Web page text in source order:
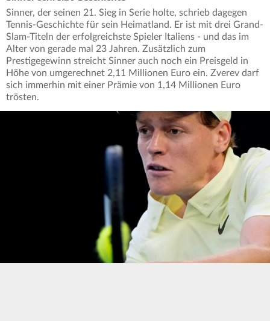
Sinner, der seinen 21. Sieg in Serie holte, schrieb dagegen
Tennis-Geschichte für sein Heimatland. Er ist mit drei Grand-
Slam-Titeln der erfolgreichste Spieler Italiens - und das im
Alter von gerade mal 23 Jahren. Zusätzlich zum
Prestigegewinn streicht Sinner auch noch ein Preisgeld in
Höhe von umgerechnet 2,11 Millionen Euro ein. Zverev darf
sich immerhin mit einer Prämie von 1,14 Millionen Euro
trösten.